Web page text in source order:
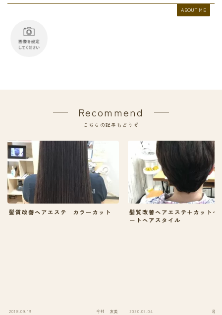
ABOUT ME
Recommend
こちらの記事もどうぞ
髪質改善ヘアエステ カラーカット
2018.09.19 今村 友美
髪質改善ヘアエステ＋カット〜
ートヘアスタイル
2020.05.04 原